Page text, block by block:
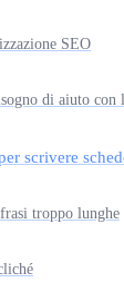
SEO
di aiuto
scrivere
troppo lunghe